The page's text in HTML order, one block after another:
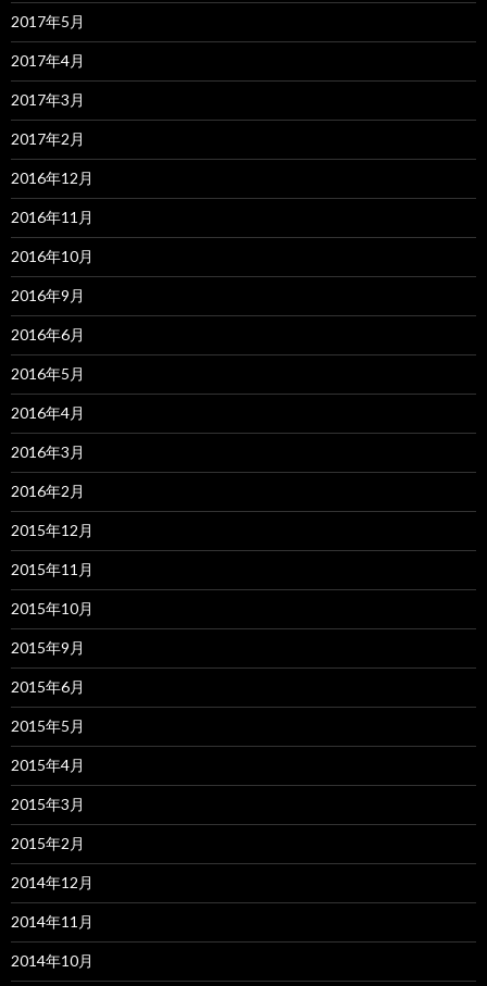
2017年5月
2017年4月
2017年3月
2017年2月
2016年12月
2016年11月
2016年10月
2016年9月
2016年6月
2016年5月
2016年4月
2016年3月
2016年2月
2015年12月
2015年11月
2015年10月
2015年9月
2015年6月
2015年5月
2015年4月
2015年3月
2015年2月
2014年12月
2014年11月
2014年10月